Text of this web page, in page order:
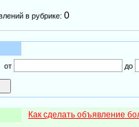
в рубрике:0
от до
Как сделать объявление